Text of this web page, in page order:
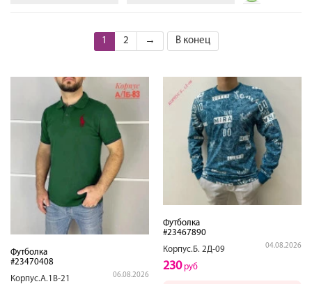
1 2 → В конец
Футболка
#23470408
Корпус.А.1В-21
06.08.2026
Футболка
#23467890
Корпус.Б. 2Д-09
04.08.2026
230руб